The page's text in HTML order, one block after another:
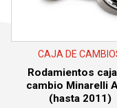
CAJA DE
Rodamientos
cambio Minarelli
(hasta 2011)